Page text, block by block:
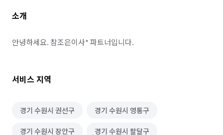
소개
안녕하세요. 참조은이사* 파트너입니다.
서비스 지역
경기 수원시 권선구 경기 수원시 영통구
경기 수원시 장안구 경기 수원시 팔달구